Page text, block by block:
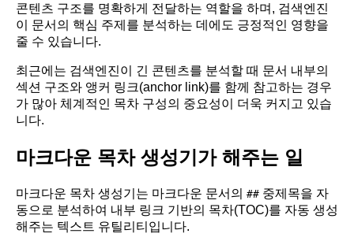
콘텐츠 구조를 명확하게 전달하는 역할을 하며, 검색엔진
이 문서의 핵심 주제를 분석하는 데에도 긍정적인 영향을
줄 수 있습니다.
최근에는 검색엔진이 긴 콘텐츠를 분석할 때 문서 내부의
섹션 구조와 앵커 링크(anchor link)를 함께 참고하는 경우
가 많아 체계적인 목차 구성의 중요성이 더욱 커지고 있습
니다.
마크다운 목차 생성기가 해주는 일
마크다운 목차 생성기는 마크다운 문서의 ## 중제목을 자
동으로 분석하여 내부 링크 기반의 목차(TOC)를 자동 생성
해주는 텍스트 유틸리티입니다.